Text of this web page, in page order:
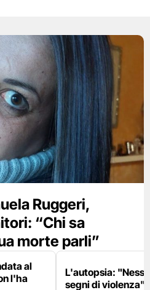
Ruggeri,
“Chi sa
morte parli”
al
l'ha
L'autopsia:
segni di violenza"